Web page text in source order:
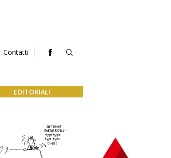
Contatti
EDITORIALI